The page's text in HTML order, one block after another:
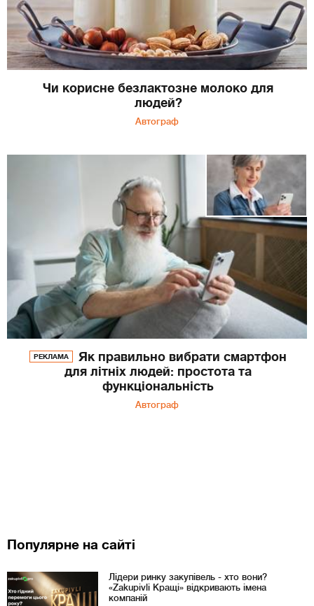
Чи корисне безлактозне молоко для
людей?
Автограф
РЕКЛАМА
Як правильно вибрати смартфон
для літніх людей: простота та
функціональність
Автограф
Популярне на сайті
Лідери ринку закупівель - хто вони?
«Zakupivli Кращі» відкривають імена
компаній